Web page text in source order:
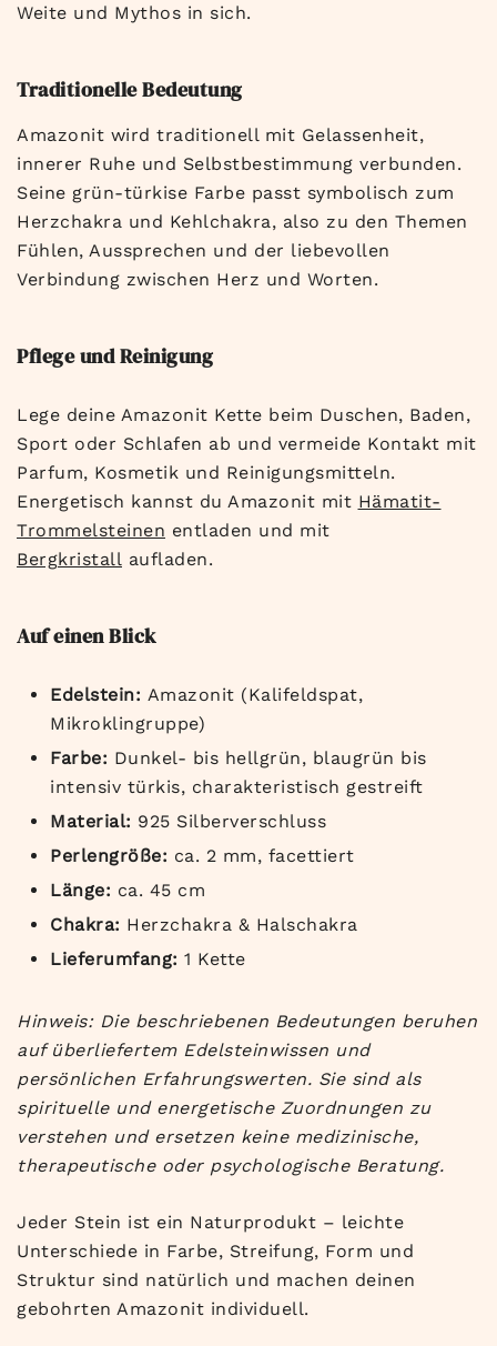
Weite und Mythos in sich.
Traditionelle Bedeutung
Amazonit wird traditionell mit Gelassenheit,
innerer Ruhe und Selbstbestimmung verbunden.
Seine grün-türkise Farbe passt symbolisch zum
Herzchakra und Kehlchakra, also zu den Themen
Fühlen, Aussprechen und der liebevollen
Verbindung zwischen Herz und Worten.
Pflege und Reinigung
Lege deine Amazonit Kette beim Duschen, Baden,
Sport oder Schlafen ab und vermeide Kontakt mit
Parfum, Kosmetik und Reinigungsmitteln.
Energetisch kannst du Amazonit mit Hämatit-
Trommelsteinen entladen und mit
Bergkristall aufladen.
Auf einen Blick
Edelstein: Amazonit (Kalifeldspat,
Mikroklingruppe)
Farbe: Dunkel- bis hellgrün, blaugrün bis
intensiv türkis, charakteristisch gestreift
Material: 925 Silberverschluss
Perlengröße: ca. 2 mm, facettiert
Länge: ca. 45 cm
Chakra: Herzchakra & Halschakra
Lieferumfang: 1 Kette
Hinweis: Die beschriebenen Bedeutungen beruhen
auf überliefertem Edelsteinwissen und
persönlichen Erfahrungswerten. Sie sind als
spirituelle und energetische Zuordnungen zu
verstehen und ersetzen keine medizinische,
therapeutische oder psychologische Beratung.
Jeder Stein ist ein Naturprodukt – leichte
Unterschiede in Farbe, Streifung, Form und
Struktur sind natürlich und machen deinen
gebohrten Amazonit individuell.